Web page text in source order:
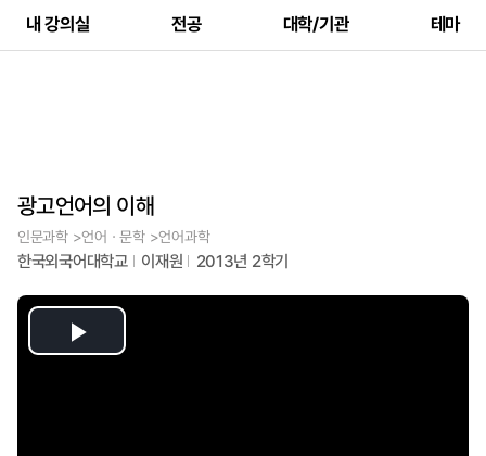
내 강의실 전공 대학/기관 테마
광고언어의 이해
인문과학 >언어ㆍ문학 >언어과학
한국외국어대학교 이재원 2013년 2학기
Play